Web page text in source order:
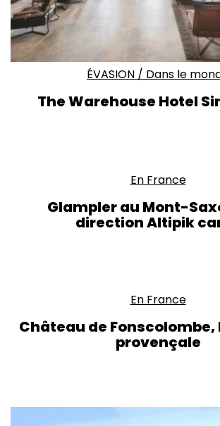
ÉVASION / Dans le
The Warehouse Hotel
En France
Glampler au Mont-
direction Altipik
En France
Château de Fonscolombe,
provençale